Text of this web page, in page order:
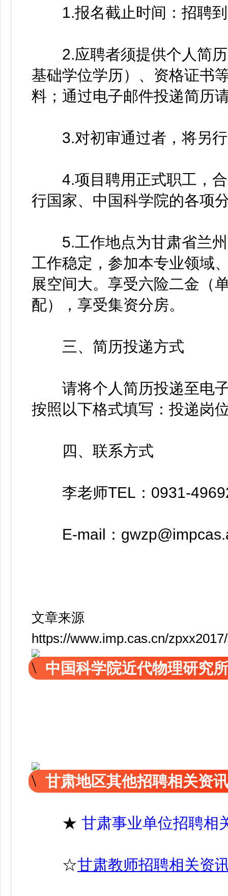
1.报名截止时间：招聘到
2.应聘者须提供个人简历
基础学位学历）、资格证书
料；通过电子邮件投递简历
3.对初审通过者，将另行
4.项目聘用正式职工，合
行国家、中国科学院的各项
5.工作地点为甘肃省兰州
工作稳定，参加本专业领域
展空间大。享受六险二金（
配），享受集资分房。
三、简历投递方式
请将个人简历投递至电子
按照以下格式填写：投递岗
四、联系方式
李老师TEL：0931-
E-mail：
文章来源
https://www.imp.cas.cn/
中国科学院近代物理研究
甘肃地区其他招聘相关资
★ 甘肃事业单位招聘相
☆甘肃教师招聘相关资